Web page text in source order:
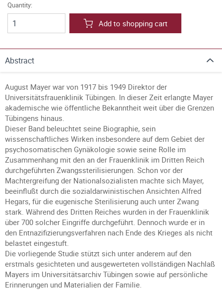
Quantity:
Add to shopping cart
Abstract
August Mayer war von 1917 bis 1949 Direktor der
Universitätsfrauenklinik Tübingen. In dieser Zeit erlangte Mayer
akademische wie öffentliche Bekanntheit weit über die Grenzen
Tübingens hinaus.
Dieser Band beleuchtet seine Biographie, sein
wissenschaftliches Wirken insbesondere auf dem Gebiet der
psychosomatischen Gynäkologie sowie seine Rolle im
Zusammenhang mit den an der Frauenklinik im Dritten Reich
durchgeführten Zwangssterilisierungen. Schon vor der
Machtergreifung der Nationalsozialisten machte sich Mayer,
beeinflußt durch die sozialdarwinistischen Ansichten Alfred
Hegars, für die eugenische Sterilisierung auch unter Zwang
stark. Während des Dritten Reiches wurden in der Frauenklinik
über 700 solcher Eingriffe durchgeführt. Dennoch wurde er in
den Entnazifizierungsverfahren nach Ende des Krieges als nicht
belastet eingestuft.
Die vorliegende Studie stützt sich unter anderem auf den
erstmals gesichteten und ausgewerteten vollständigen Nachlaß
Mayers im Universitätsarchiv Tübingen sowie auf persönliche
Erinnerungen und Materialien der Familie.